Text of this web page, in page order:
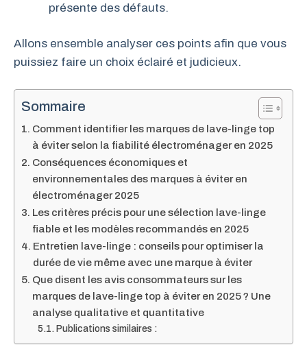
présente des défauts.
Allons ensemble analyser ces points afin que vous
puissiez faire un choix éclairé et judicieux.
Sommaire
Comment identifier les marques de lave-linge top
à éviter selon la fiabilité électroménager en 2025
Conséquences économiques et
environnementales des marques à éviter en
électroménager 2025
Les critères précis pour une sélection lave-linge
fiable et les modèles recommandés en 2025
Entretien lave-linge : conseils pour optimiser la
durée de vie même avec une marque à éviter
Que disent les avis consommateurs sur les
marques de lave-linge top à éviter en 2025 ? Une
analyse qualitative et quantitative
Publications similaires :